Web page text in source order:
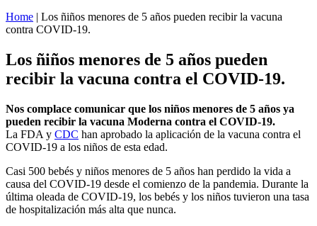
Home | Los ñiños menores de 5 años pueden recibir la vacuna
contra COVID-19.
Los ñiños menores de 5 años pueden
recibir la vacuna contra el COVID-19.
Nos complace comunicar que los niños menores de 5 años ya
pueden recibir la vacuna Moderna contra el COVID-19.
La FDA y CDC han aprobado la aplicación de la vacuna contra el
COVID-19 a los niños de esta edad.
Casi 500 bebés y niños menores de 5 años han perdido la vida a
causa del COVID-19 desde el comienzo de la pandemia. Durante la
última oleada de COVID-19, los bebés y los niños tuvieron una tasa
de hospitalización más alta que nunca.